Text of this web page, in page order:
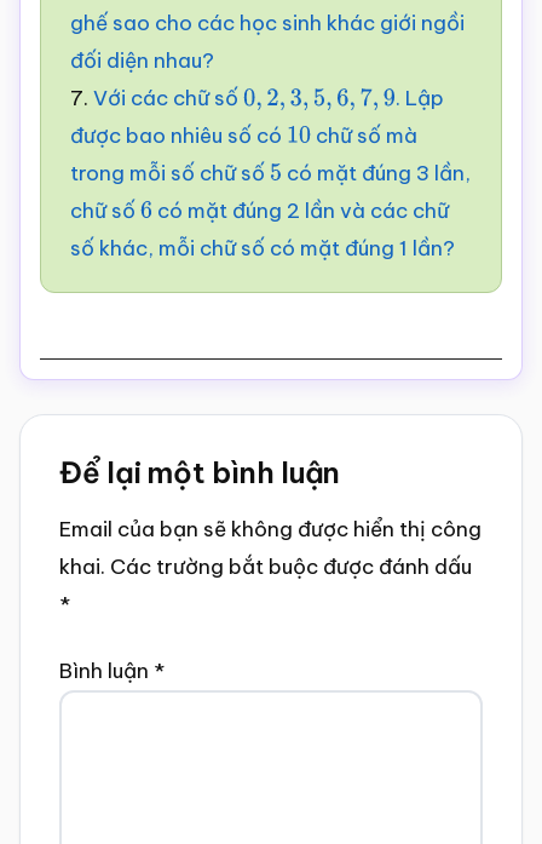
ghế sao cho các học sinh khác giới ngồi
đối diện nhau?
7. Với các chữ số 0, 2,3,5,6 ,7 9
. Lập
được bao nhiêu số có 10 chữ số mà
trong mỗi số chữ số 5 có mặt đúng 3 lần,
chữ số 6 có mặt đúng 2 lần và các chữ
số khác, mỗi chữ số có mặt đúng 1 lần?
Reader
Interactions
Để lại một bình luận
Email của bạn sẽ không được hiển thị công
khai. Các trường bắt buộc được đánh dấu
*
Bình luận *